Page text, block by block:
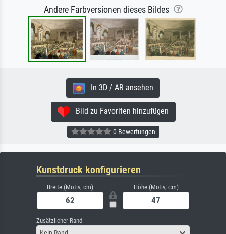
Andere Farbversionen dieses Bildes
In 3D / AR ansehen
Bild zu Favoriten hinzufügen
0 Bewertungen
Kunstdruck konfigurieren
Breite (Motiv, cm) Höhe (Motiv, cm)
Zusätzlicher Rand